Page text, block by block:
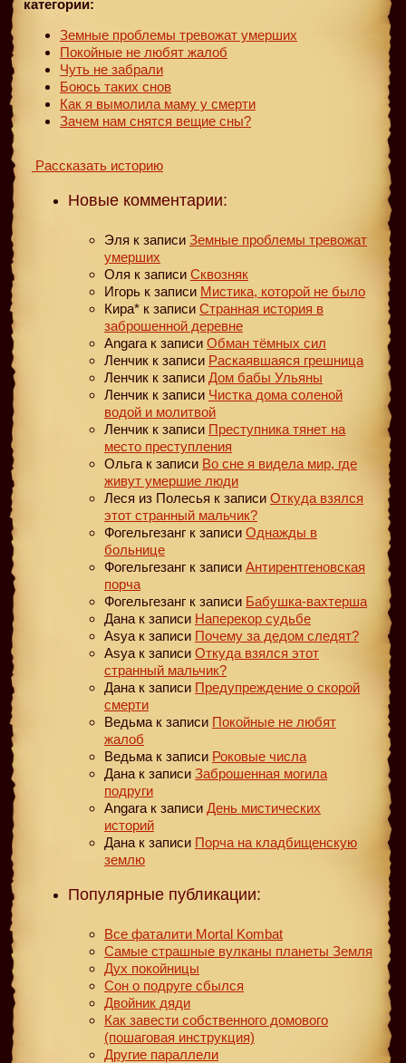
категории:
Земные проблемы тревожат умерших
Покойные не любят жалоб
Чуть не забрали
Боюсь таких снов
Как я вымолила маму у смерти
Зачем нам снятся вещие сны?
Рассказать историю
Новые комментарии:
Эля к записи Земные проблемы тревожат
умерших
Оля к записи Сквозняк
Игорь к записи Мистика, которой не было
Кира* к записи Странная история в
заброшенной деревне
Angara к записи Обман тёмных сил
Ленчик к записи Раскаявшаяся грешница
Ленчик к записи Дом бабы Ульяны
Ленчик к записи Чистка дома соленой
водой и молитвой
Ленчик к записи Преступника тянет на
место преступления
Ольга к записи Во сне я видела мир, где
живут умершие люди
Леся из Полесья к записи Откуда взялся
этот странный мальчик?
Фогельгезанг к записи Однажды в
больнице
Фогельгезанг к записи Антирентгеновская
порча
Фогельгезанг к записи Бабушка-вахтерша
Дана к записи Наперекор судьбе
Asya к записи Почему за дедом следят?
Asya к записи Откуда взялся этот
странный мальчик?
Дана к записи Предупреждение о скорой
смерти
Ведьма к записи Покойные не любят
жалоб
Ведьма к записи Роковые числа
Дана к записи Заброшенная могила
подруги
Angara к записи День мистических
историй
Дана к записи Порча на кладбищенскую
землю
Популярные публикации:
Все фаталити Mortal Kombat
Самые страшные вулканы планеты Земля
Дух покойницы
Сон о подруге сбылся
Двойник дяди
Как завести собственного домового
(пошаговая инструкция)
Другие параллели